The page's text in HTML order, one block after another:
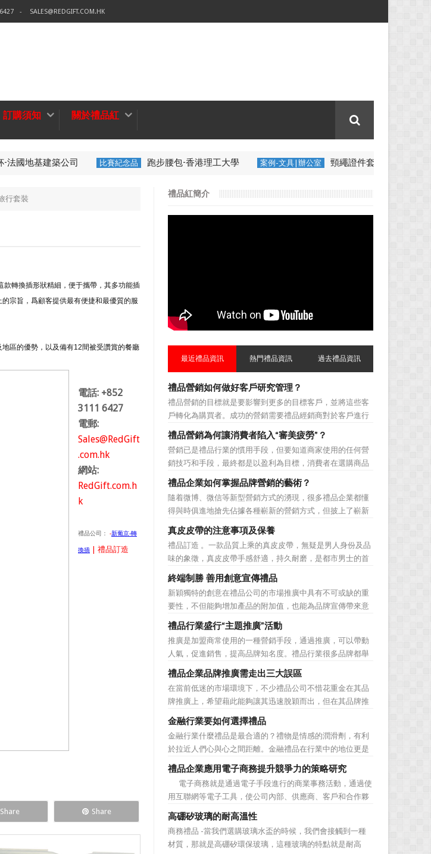
SALES@REDGIFT.COM.HK
訂購須知 關於禮品紅
國地基建築公司 比賽紀念品 跑步腰包-香港理工大學 案例-文具|辦公室 頸繩證件套-中審眾環
行套裝
款轉換插形狀精細，便于攜帶，其多功能插
宗旨，爲顧客提供最有便捷和最優質的服
區的優勢，以及備有12間被受讚賞的餐廳
電話: +852
3111 6427
電郵:
Sales@RedGift
.com.hk
網站:
RedGift.com.h
k
禮品公司： -新葡京-轉
換插 | 禮品訂造
Share Share
禮品紅簡介
最近禮品資訊 熱門禮品資訊 過去禮品資訊
禮品營銷如何做好客戶研究管理？
禮品營銷的目標就是要影響到更多的目標客戶，並將這些客
戶轉化為購買者。成功的營銷需要禮品經銷商對於客戶進行
相應的分類，了解不同類型客戶的貢獻度，從而有的放矢的
制定相應的營銷對策，而這需要對於客戶研究方面更多地投
入，這不僅是銷售環節的事，也需要營銷管理策略的整體支
持。具體來說，有以下...
禮品營銷為何讓消費者陷入“審美疲勞”？
營銷已是禮品行業的慣用手段，但要知道商家使用的任何營
銷技巧和手段，最終都是以盈利為目標，消費者在選購商品
時最為關注的便是如何利用最低的費用購買到最超值的貨
品。在禮品公司使用常規的營銷方式的同時，消費者也不免
走陷入了“審美疲勞”。 編者總結了最讓消費者對禮品行
業營銷產生免疫...
禮品企業如何掌握品牌營銷的藝術？
隨着微博、微信等新型營銷方式的湧現，很多禮品企業都懂
得與時俱進地搶先佔據各種嶄新的營銷方式，但披上了嶄新
的營銷軀殼，卻沒有掌握營銷的靈魂。要知道，營銷真正的
價值不是將品牌鋪設到消費者眼前，而是將品牌印到消費者
心裡 與消費者的心理距離的拉近，並不是一朝一夕的事
情，需要做好持...
真皮皮帶的注意事項及保養
禮品訂造 。一款品質上乘的真皮皮帶，無疑是男人身份及品
味的象徵，真皮皮帶手感舒適，持久耐磨，是都市男士的首
選。當你還在髮愁老爸生日禮物送什麼的時候，一款真皮皮
帶就是非常不錯的選擇。但是真皮皮帶如果疏於保養，也會
黯然失色，出現裂痕和破損的痕跡，今天小編就爲大家分享
真皮皮帶的注意事項...
終端制勝 善用創意宣傳禮品
新穎獨特的創意在禮品公司的市場推廣中具有不可或缺的重
要性，不但能夠增加產品的附加值，也能為品牌宣傳帶來意
想不到的促進作用。禮品公司如果能夠巧妙運用這些獨具創
意的宣傳禮品來提升宣傳技巧，在終端推廣中將更具競爭
力。 打火機、煙灰缸、鑰匙鏈、毛巾……當今市場上的
宣傳品幾乎是司空...
禮品行業盛行“主題推廣”活動
推廣是加盟商常使用的一種營銷手段，通過推廣，可以帶動
人氣，促進銷售，提高品牌知名度。禮品行業很多品牌都舉
辦過多場推廣活動，來帶動品牌的提升，然而，隨着推廣活
動的普遍，消費者對於這種推廣已經見怪不怪了。 所
以，儘管現在許多商家打着賠本推廣、以跳樓價銷售的口號
大搞活動，但生意...
禮品企業品牌推廣需走出三大誤區
在當前低迷的市場環境下，不少禮品公司不惜花重金在其品
牌推廣上，希望藉此能夠讓其迅速脫穎而出，但在其品牌推
廣的營銷管理思路上，也有許多禮品企業走入了幾大誤區而
無法自拔，這其中，最為常見的誤區有： 誤區一：不清
楚品牌到底在表達什麼 很多禮品企業在推廣品牌之前，
不知道到...
金融行業要如何選擇禮品
金融行業什麼禮品是最合適的？禮物是情感的潤滑劑，有利
於拉近人們心與心之間距離。金融禮品在行業中的地位更是
不容忽視，因為禮品即是企業形象的象徵，又是企業地位的
彰顯，同時對收禮人來說，一份禮物的永恆意義是語言難以
企及的。難怪有人曾說：再省也不能省禮物，再窮也不能窮
送禮。但是，禮品選擇...
禮品企業應用電子商務提升競爭力的策略研究
電子商務就是通過電子手段進行的商業事務活動，通過使
用互聯網等電子工具，使公司內部、供應商、客戶和合作夥
伴之間，利用電子業務共享信息，實現企業間業務流程的電
子化，配合企業內部的電子化生產管理系統，提高企業的生
產、庫存、流通和資金等各個環節的效率。它具有結構性、
動態性、社...
高硼矽玻璃的耐高溫性
商務禮品 -當我們選購玻璃水盃的時候，我們會接觸到一種
材質，那就是高硼矽環保玻璃，這種玻璃的特點就是耐高